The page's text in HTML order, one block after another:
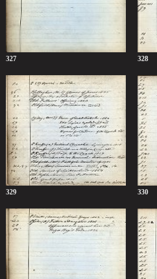
327 328
329 330